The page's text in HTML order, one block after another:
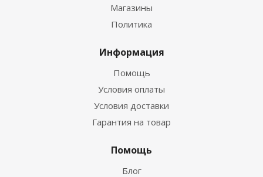
Магазины
Политика
Информация
Помощь
Условия оплаты
Условия доставки
Гарантия на товар
Помощь
Блог